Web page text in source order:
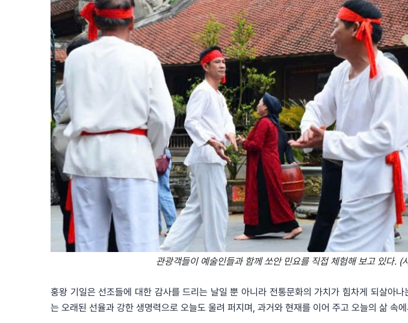
관광객들이 예술인들과 함께 쏘안 민요를 직접 체험해 보고 있다. (
훙왕 기일은 선조들에 대한 감사를 드리는 날일 뿐 아니라 전통문화의 가치가 힘차게 되살아
는 오래된 선율과 강한 생명력으로 오늘도 울려 퍼지며, 과거와 현재를 이어 주고 오늘의 삶 속